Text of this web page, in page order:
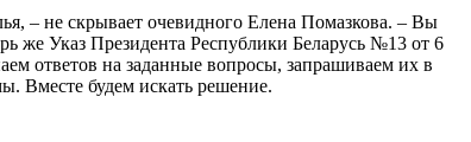
– не скрывает очевидного Елена Помазкова. – Вы
же Указ Президента Республики Беларусь №13 от 6
ответов на заданные вопросы, запрашиваем их в
Вместе будем искать решение.